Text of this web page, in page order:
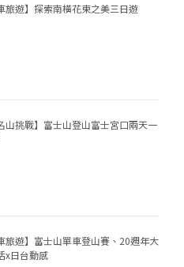
旅遊】探索南橫花東之美三日遊
山挑戰】富士山登山富士宮口兩天一
旅遊】富士山單車登山賽、20週年大
x日台動感